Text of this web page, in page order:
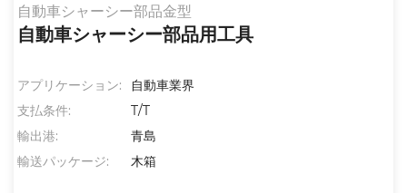
自動車シャーシー部品金型
自動車シャーシー部品用工具
アプリケーション:
自動車業界
支払条件:
T/T
輸出港:
青島
輸送パッケージ:
木箱